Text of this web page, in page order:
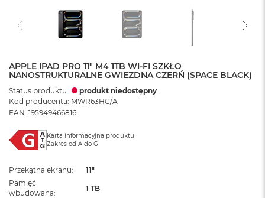
APPLE IPAD PRO 11" M4 1TB WI-FI SZKŁO
NANOSTRUKTURALNE GWIEZDNA CZERŃ (SPACE BLACK)
Status produktu:
produkt niedostępny
Kod producenta: MWR63HC/A
EAN: 195949466816
Karta informacyjna produktu
Zakres od A do G
Przekątna ekranu
11"
Pamięć
wbudowana
1 TB